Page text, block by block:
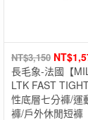
NT$3,150 NT$
長毛象-法國【
LTK FAST
性底層七分褲/運
褲/戶外休閒短褲